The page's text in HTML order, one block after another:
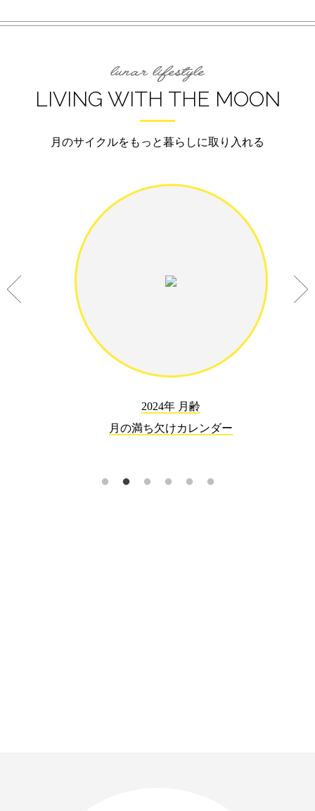
LIVING WITH THE MOON
月のサイクルをもっと暮らしに取り入れる
2024年 月齢
月の満ち欠けカレンダー